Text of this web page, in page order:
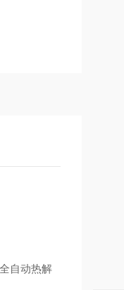
自动热解